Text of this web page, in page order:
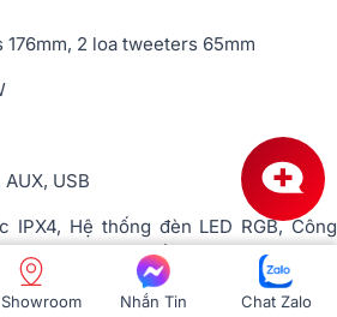
2 loa tweeters 65mm
USB
Hệ thống đèn LED RGB, Công
với nhau, Có chế độ dành riêng cho
bằng 1 nút bấm, Phát nhạc trực tiếp
Showroom Nhắn Tin Chat Zalo